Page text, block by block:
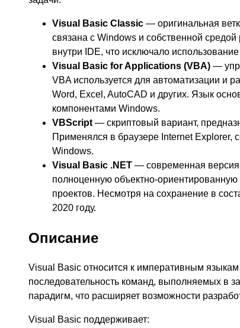
Visual Basic Classic — оригинальная
связана с Windows и собственной
внутри IDE, что исключало
Visual Basic for Applications (VBA) —
VBA используется для автоматизации и
Word, Excel, AutoCAD и других. Язык
компонентами Windows.
VBScript — скриптовый вариант,
Применялся в браузере Internet
Windows.
Visual Basic .NET — современная
полноценную объектно-
проектов. Несмотря на сохранение в
2020 году.
Описание
Visual Basic относится к императивным
последовательность команд, выполняемых в
парадигм, что расширяет возможности
Visual Basic поддерживает: